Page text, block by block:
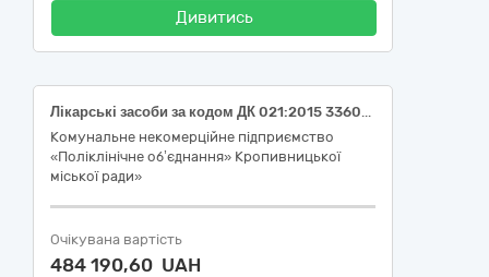
Дивитись
Лікарські засоби за кодом ДК 021:2015 33600000-6 - Фармацевтична продукція (МНН: Iron, parenteral preparations; Etelcalcetide)
Комунальне некомерційне підприємство
«Поліклінічне об’єднання» Кропивницької
міської ради»
Очікувана вартість
484 190,60 UAH